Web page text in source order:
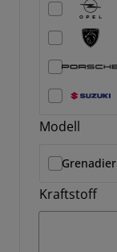
Modell
Grenadier
Kraftstoff